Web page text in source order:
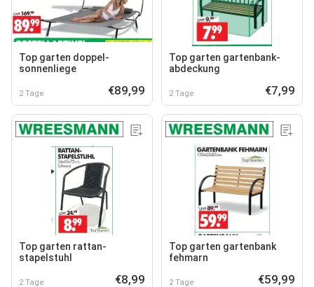
Top garten doppel-
sonnenliege
2 Tage €89,99
Top garten gartenbank-
abdeckung
2 Tage €7,99
Top garten rattan-
stapelstuhl
2 Tage €8,99
Top garten gartenbank
fehmarn
2 Tage €59,99